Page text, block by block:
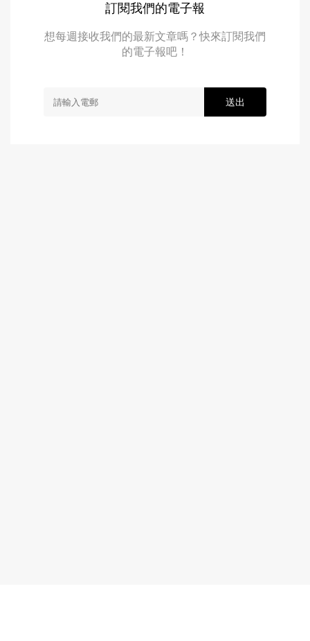
訂閱我們的電子報
想每週接收我們的最新文章嗎？快來訂閱我們
的電子報吧！
送出